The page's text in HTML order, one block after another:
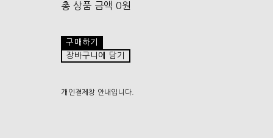
총 상품 금액 0원
구매하기
장바구니에 담기
개인결제창 안내입니다.